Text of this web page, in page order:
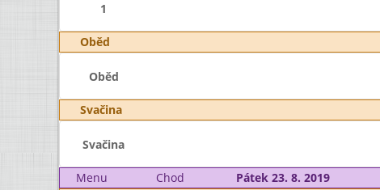
1
Oběd
Oběd
Svačina
Svačina
Menu Chod
Pátek 23. 8. 2019